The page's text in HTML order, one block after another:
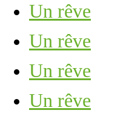
Un rêve
Un rêve
Un rêve
Un rêve